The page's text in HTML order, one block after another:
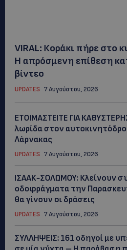
VIRAL: Κοράκι πήρε στο
Η απρόσμενη επίθεση
βίντεο
UPDATES 7 Αυγούστου, 2026
ΕΤΟΙΜΑΣΤΕΙΤΕ ΓΙΑ
λωρίδα στον
Λάρνακας
UPDATES 7 Αυγούστου, 2026
ΙΣΑΑΚ-ΣΟΛΩΜΟΥ: Κλείνουν
οδοφράγματα την
θα γίνουν οι δράσεις
UPDATES 7 Αυγούστου, 2026
ΣΥΛΛΗΨΕΙΣ: 161 οδηγοί με